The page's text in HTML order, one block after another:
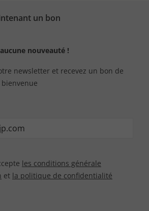
un bon
nouveauté !
newsletter et recevez un bon de
les conditions générale
et la politique de confidentialité